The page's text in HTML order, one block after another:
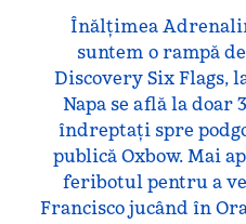
Înălțimea
suntem o rampă
Discovery Six Flags,
Napa se află la doar
îndreptați spre
publică Oxbow. Mai
feribotul pentru a
Francisco jucând în